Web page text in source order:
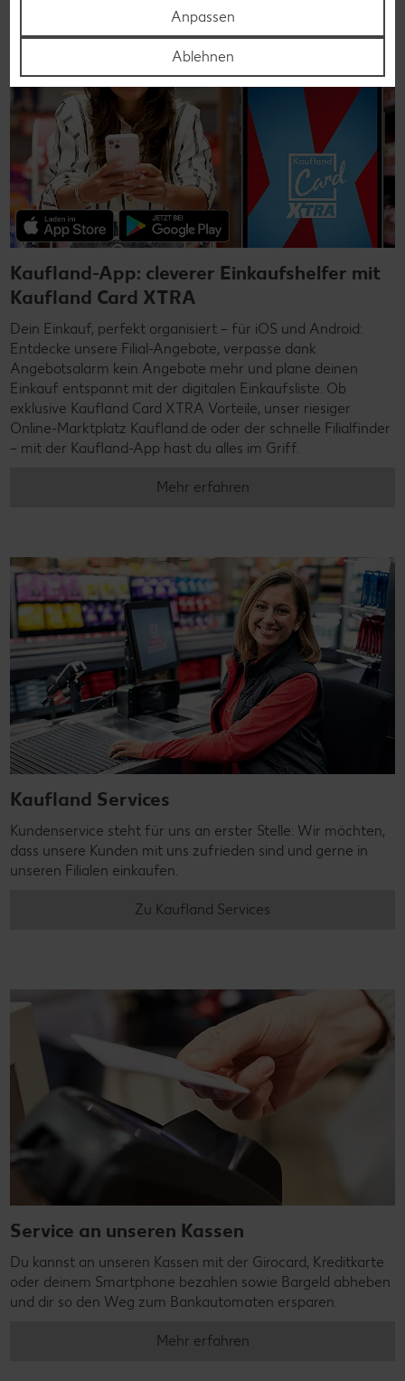
Kaufland-App: cleverer Einkaufshelfer mit
Kaufland Card XTRA
Dein Einkauf, perfekt organisiert – für iOS und Android:
Entdecke unsere Filial-Angebote, verpasse dank
Angebotsalarm kein Angebote mehr und plane deinen
Einkauf entspannt mit der digitalen Einkaufsliste. Ob
exklusive Kaufland Card XTRA Vorteile, unser riesiger
Online-Marktplatz Kaufland.de oder der schnelle Filialfinder
– mit der Kaufland-App hast du alles im Griff.
Mehr erfahren
Kaufland Services
Kundenservice steht für uns an erster Stelle: Wir möchten,
dass unsere Kunden mit uns zufrieden sind und gerne in
unseren Filialen einkaufen.
Zu Kaufland Services
Service an unseren Kassen
Du kannst an unseren Kassen mit der Girocard, Kreditkarte
oder deinem Smartphone bezahlen sowie Bargeld abheben
und dir so den Weg zum Bankautomaten ersparen.
Mehr erfahren
Anpassen
Ablehnen